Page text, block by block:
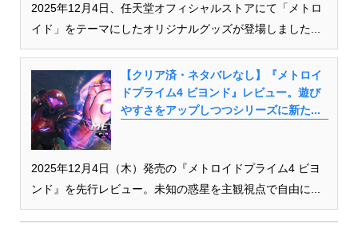
2025年12月4日、任天堂オフィシャルストアにて「メトロ
イド」をテーマにしたオリジナルグッズが登場しました...
【クリア済・ネタバレなし】『メトロイ
ドプライム4 ビヨンド』レビュー。遊び
やすさをアップしつつシリーズに新た...
2025年12月4日（木）発売の『メトロイドプライム4 ビヨ
ンド』を先行レビュー。未知の惑星を主観視点で自由に...